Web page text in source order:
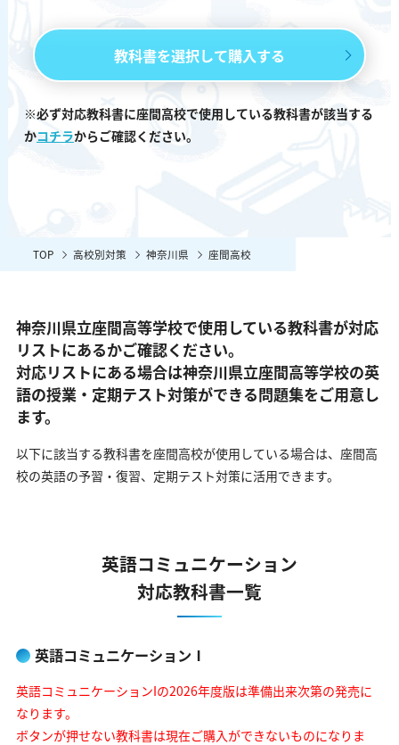
教科書を選択して購入する
※必ず対応教科書に座間高校で使用している教科書が該当する
かコチラからご確認ください。
TOP 高校別対策 神奈川県 座間高校
神奈川県立座間高等学校で使用している教科書が対応
リストにあるかご確認ください。
対応リストにある場合は神奈川県立座間高等学校の英
語の授業・定期テスト対策ができる問題集をご用意し
ます。
以下に該当する教科書を座間高校が使用している場合は、 座間高
校の英語の予習・復習、定期テスト対策に活用できます。
英語コミュニケーション
対応教科書一覧
英語コミュニケーションⅠ
英語コミュニケーションIの2026年度版は準備出来次第の発売に
なります。
ボタンが押せない教科書は現在ご購入ができないものになりま